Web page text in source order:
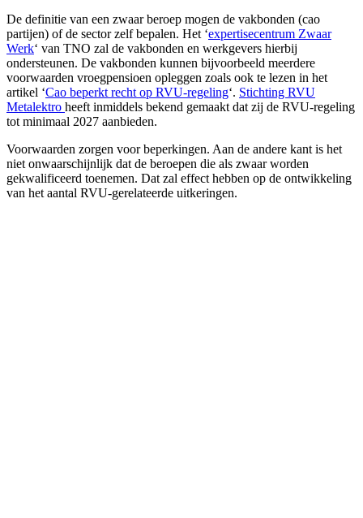
De definitie van een zwaar beroep mogen de vakbonden (cao
partijen) of de sector zelf bepalen. Het ‘expertisecentrum Zwaar
Werk‘ van TNO zal de vakbonden en werkgevers hierbij
ondersteunen. De vakbonden kunnen bijvoorbeeld meerdere
voorwaarden vroegpensioen opleggen zoals ook te lezen in het
artikel ‘Cao beperkt recht op RVU-regeling‘. Stichting RVU
Metalektro heeft inmiddels bekend gemaakt dat zij de RVU-regeling
tot minimaal 2027 aanbieden.
Voorwaarden zorgen voor beperkingen. Aan de andere kant is het
niet onwaarschijnlijk dat de beroepen die als zwaar worden
gekwalificeerd toenemen. Dat zal effect hebben op de ontwikkeling
van het aantal RVU-gerelateerde uitkeringen.